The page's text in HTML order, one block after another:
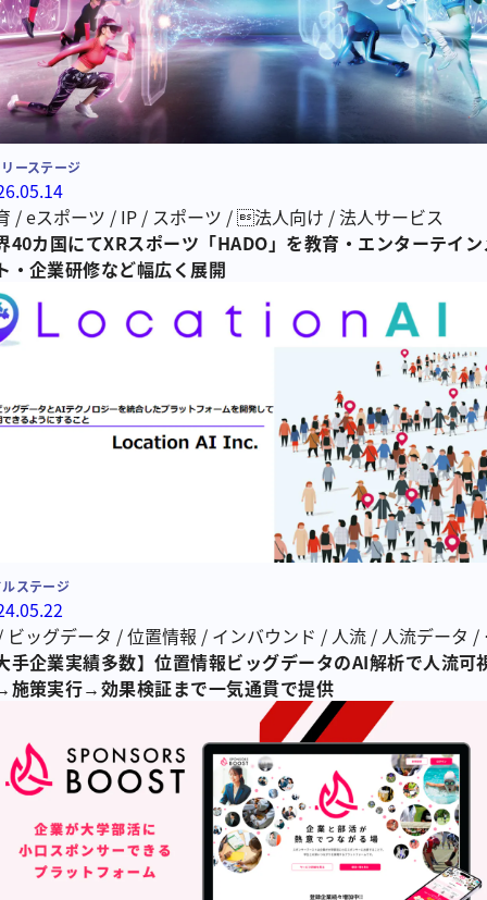
ーステージ
/eスポーツ / IP/ スポーツ /法人向け / 法人サービス
40カ国にてXRスポーツ「HADO」を教育・エンターテイ
・企業研修など幅広く展開
ステージ
ビッグデータ /位置情報 / インバウンド / 人流/ 人流データ /
析/インバウンド広告/ジオターゲティング
手企業実績多数】位置情報ビッグデータのAI解析で人流可
策実行→効果検証まで一気通貫で提供